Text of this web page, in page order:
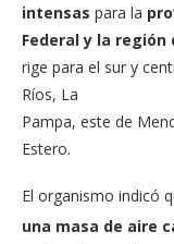
intensas para la
Federal y la región
rige para el sur y
Ríos, La
Pampa, este de
Estero.
El organismo indicó
una masa de aire